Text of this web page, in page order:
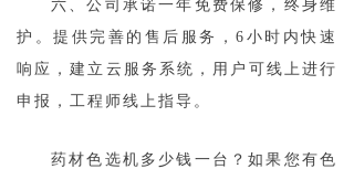
六、公司承诺一年免费保修，终身维
护。提供完善的售后服务，6小时内快速
响应，建立云服务系统，用户可线上进行
申报，工程师线上指导。
药材色选机多少钱一台？如果您有色